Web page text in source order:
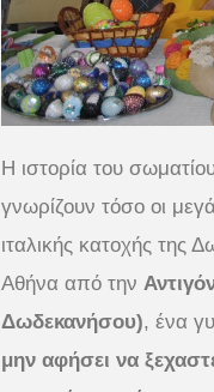
Η ιστορία του
γνωρίζουν τόσο οι
ιταλικής κατοχής της
Αθήνα από την
Δωδεκανήσου), ένα
μην αφήσει να